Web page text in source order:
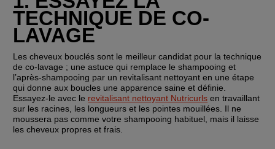
TECHNIQUE DE CO-
LAVAGE
Les cheveux bouclés sont le meilleur candidat pour la technique
de co-lavage ; une astuce qui remplace le shampooing et
l’après-shampooing par un revitalisant nettoyant en une étape
qui donne aux boucles une apparence saine et définie.
Essayez-le avec le revitalisant nettoyant Nutricurls en travaillant
sur les racines, les longueurs et les pointes mouillées. Il ne
moussera pas comme votre shampooing habituel, mais il laisse
les cheveux propres et frais.